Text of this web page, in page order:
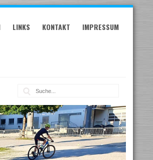
LINKS KONTAKT IMPRESSUM
Suche: